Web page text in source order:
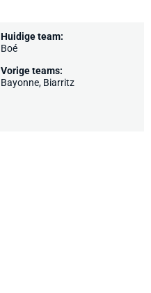
Huidige team:
Boé
Vorige teams:
Bayonne, Biarritz